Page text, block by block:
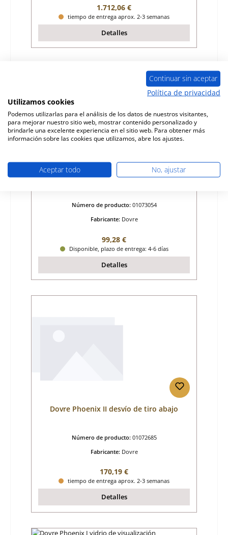
Precio normal:
1.712,06 €
tiempo de entrega aprox. 2-3 semanas
Detalles
Dovre Phoenix II junta de vidrio
Número de producto: 01073054
Fabricante: Dovre
Precio normal:
99,28 €
Disponible, plazo de entrega: 4-6 días
Detalles
Dovre Phoenix II desvío de tiro abajo
Número de producto: 01072685
Fabricante: Dovre
Precio normal:
170,19 €
tiempo de entrega aprox. 2-3 semanas
Detalles
Continuar sin aceptar
Política de privacidad
Utilizamos cookies
Podemos utilizarlas para el análisis de los datos de nuestros visitantes,
para mejorar nuestro sitio web, mostrar contenido personalizado y
brindarle una excelente experiencia en el sitio web. Para obtener más
información sobre las cookies que utilizamos, abre los ajustes.
Aceptar todo No, ajustar